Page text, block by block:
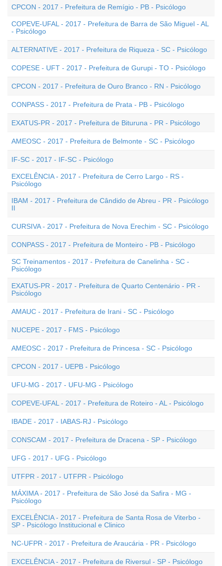
CPCON - 2017 - Prefeitura de Remígio - PB - Psicólogo
COPEVE-UFAL - 2017 - Prefeitura de Barra de São Miguel - AL
- Psicólogo
ALTERNATIVE - 2017 - Prefeitura de Riqueza - SC - Psicólogo
COPESE - UFT - 2017 - Prefeitura de Gurupi - TO - Psicólogo
CPCON - 2017 - Prefeitura de Ouro Branco - RN - Psicólogo
CONPASS - 2017 - Prefeitura de Prata - PB - Psicólogo
EXATUS-PR - 2017 - Prefeitura de Bituruna - PR - Psicólogo
AMEOSC - 2017 - Prefeitura de Belmonte - SC - Psicólogo
IF-SC - 2017 - IF-SC - Psicólogo
EXCELÊNCIA - 2017 - Prefeitura de Cerro Largo - RS -
Psicólogo
IBAM - 2017 - Prefeitura de Cândido de Abreu - PR - Psicólogo
II
CURSIVA - 2017 - Prefeitura de Nova Erechim - SC - Psicólogo
CONPASS - 2017 - Prefeitura de Monteiro - PB - Psicólogo
SC Treinamentos - 2017 - Prefeitura de Canelinha - SC -
Psicólogo
EXATUS-PR - 2017 - Prefeitura de Quarto Centenário - PR -
Psicólogo
AMAUC - 2017 - Prefeitura de Irani - SC - Psicólogo
NUCEPE - 2017 - FMS - Psicólogo
AMEOSC - 2017 - Prefeitura de Princesa - SC - Psicólogo
CPCON - 2017 - UEPB - Psicólogo
UFU-MG - 2017 - UFU-MG - Psicólogo
COPEVE-UFAL - 2017 - Prefeitura de Roteiro - AL - Psicólogo
IBADE - 2017 - IABAS-RJ - Psicólogo
CONSCAM - 2017 - Prefeitura de Dracena - SP - Psicólogo
UFG - 2017 - UFG - Psicólogo
UTFPR - 2017 - UTFPR - Psicólogo
MÁXIMA - 2017 - Prefeitura de São José da Safira - MG -
Psicólogo
EXCELÊNCIA - 2017 - Prefeitura de Santa Rosa de Viterbo -
SP - Psicólogo Institucional e Clinico
NC-UFPR - 2017 - Prefeitura de Araucária - PR - Psicólogo
EXCELÊNCIA - 2017 - Prefeitura de Riversul - SP - Psicólogo